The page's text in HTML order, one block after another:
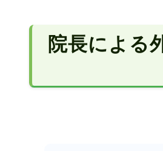
院長による